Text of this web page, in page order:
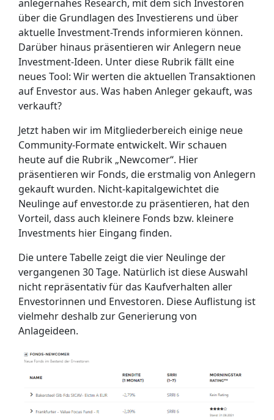
anlegernahes Research, mit dem sich Investoren
über die Grundlagen des Investierens und über
aktuelle Investment-Trends informieren können.
Darüber hinaus präsentieren wir Anlegern neue
Investment-Ideen. Unter diese Rubrik fällt eine
neues Tool: Wir werten die aktuellen Transaktionen
auf Envestor aus. Was haben Anleger gekauft, was
verkauft?
Jetzt haben wir im Mitgliederbereich einige neue
Community-Formate entwickelt. Wir schauen
heute auf die Rubrik „Newcomer“. Hier
präsentieren wir Fonds, die erstmalig von Anlegern
gekauft wurden. Nicht-kapitalgewichtet die
Neulinge auf envestor.de zu präsentieren, hat den
Vorteil, dass auch kleinere Fonds bzw. kleinere
Investments hier Eingang finden.
Die untere Tabelle zeigt die vier Neulinge der
vergangenen 30 Tage. Natürlich ist diese Auswahl
nicht repräsentativ für das Kaufverhalten aller
Envestorinnen und Envestoren. Diese Auflistung ist
vielmehr deshalb zur Generierung von
Anlageideen.